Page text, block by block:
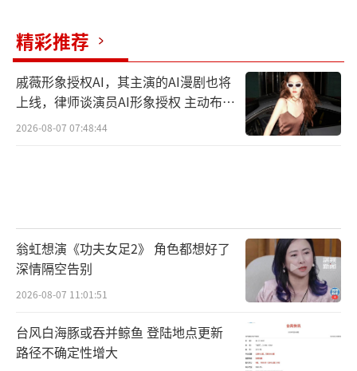
精彩推荐
戚薇形象授权AI，其主演的AI漫剧也将
上线，律师谈演员AI形象授权 主动布局
数字资产
2026-08-07 07:48:44
翁虹想演《功夫女足2》 角色都想好了
深情隔空告别
2026-08-07 11:01:51
台风白海豚或吞并鲸鱼 登陆地点更新
路径不确定性增大